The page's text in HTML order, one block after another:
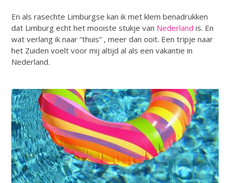
En als rasechte Limburgse kan ik met klem benadrukken
dat Limburg echt het mooiste stukje van Nederlandis. En
wat verlang ik naar “thuis” , meer dan ooit. Een tripje naar
het Zuiden voelt voor mij altijd al als een vakantie in
Nederland.